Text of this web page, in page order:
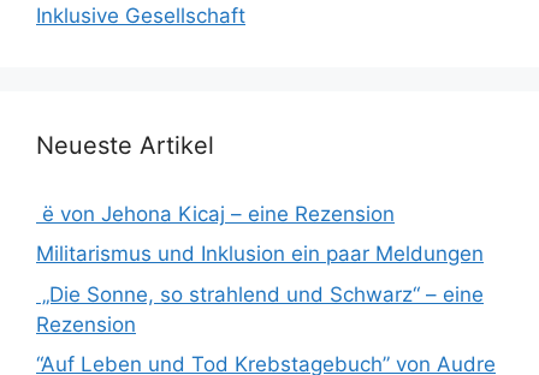
Inklusive Gesellschaft
Neueste Artikel
ë von Jehona Kicaj – eine Rezension
Militarismus und Inklusion ein paar Meldungen
„Die Sonne, so strahlend und Schwarz“ – eine
Rezension
“Auf Leben und Tod Krebstagebuch” von Audre